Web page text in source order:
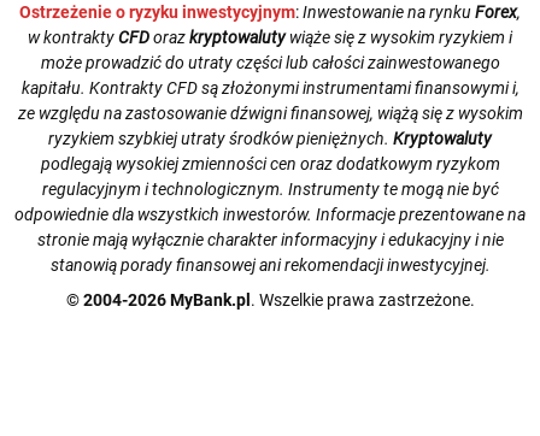
Ostrzeżenie o ryzyku inwestycyjnym:Inwestowanie na rynkuForex,
w kontraktyCFDorazkryptowalutywiąże się z wysokim ryzykiem i
może prowadzić do utraty części lub całości zainwestowanego
kapitału. Kontrakty CFD są złożonymi instrumentami finansowymi i,
ze względu na zastosowanie dźwigni finansowej, wiążą się z wysokim
ryzykiem szybkiej utraty środków pieniężnych. Kryptowaluty
podlegają wysokiej zmienności cen oraz dodatkowym ryzykom
regulacyjnym i technologicznym. Instrumenty te mogą nie być
odpowiednie dla wszystkich inwestorów. Informacje prezentowane na
stronie mają wyłącznie charakter informacyjny i edukacyjny i nie
stanowią porady finansowej ani rekomendacji inwestycyjnej.
© 2004-2026 MyBank.pl . Wszelkie prawa zastrzeżone.